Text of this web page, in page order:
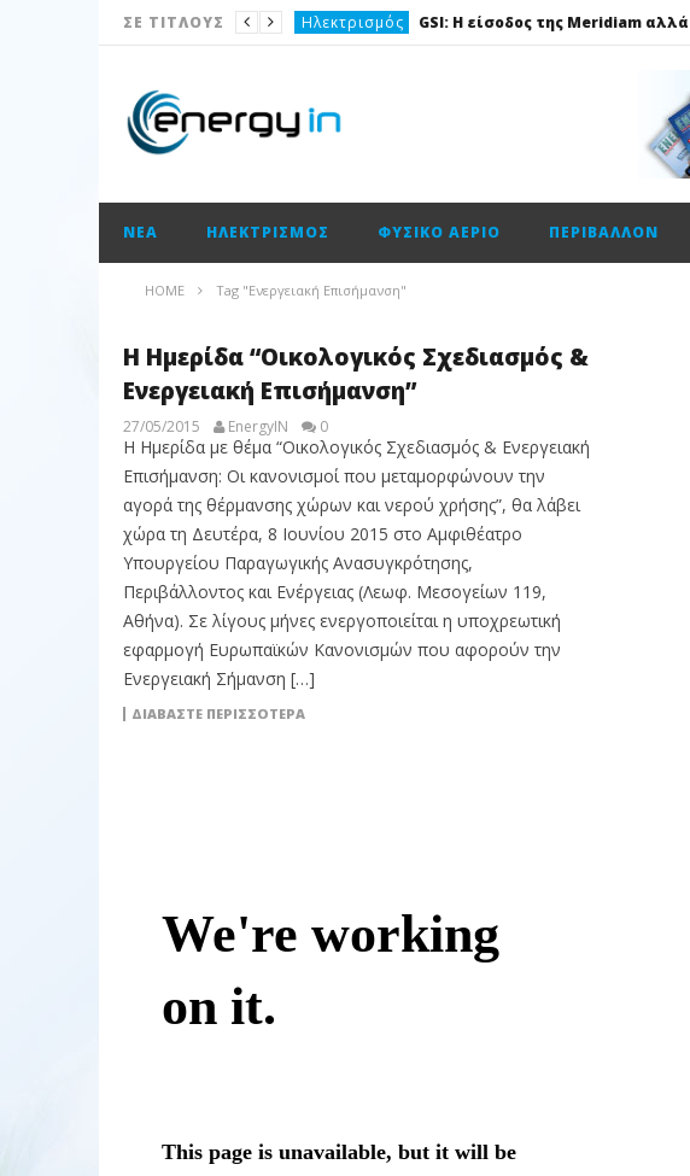
ΣΕ ΤΙΤΛΟΥΣ Ηλεκτρισμός
Νέα
Ισολογισμοί
Νέα
ΝΈΑ ΗΛΕΚΤΡΙΣΜΌΣ ΦΥΣΙΚΌ ΑΈΡΙΟ ΠΕΡΙΒΆΛΛΟΝ
HOME Tag "Ενεργειακή Επισήμανση"
Η Ημερίδα “Οικολογικός Σχεδιασμός &
Ενεργειακή Επισήμανση”
27/05/2015 EnergyIN 0
Η Ημερίδα με θέμα “Οικολογικός Σχεδιασμός & Ενεργειακή
Επισήμανση: Οι κανονισμοί που μεταμορφώνουν την
αγορά της θέρμανσης χώρων και νερού χρήσης”, θα λάβει
χώρα τη Δευτέρα, 8 Ιουνίου 2015 στο Αμφιθέατρο
Υπουργείου Παραγωγικής Ανασυγκρότησης,
Περιβάλλοντος και Ενέργειας (Λεωφ. Μεσογείων 119,
Αθήνα). Σε λίγους μήνες ενεργοποιείται η υποχρεωτική
εφαρμογή Ευρωπαϊκών Κανονισμών που αφορούν την
Ενεργειακή Σήμανση […]
ΔΙΑΒΆΣΤΕ ΠΕΡΙΣΣΌΤΕΡΑ